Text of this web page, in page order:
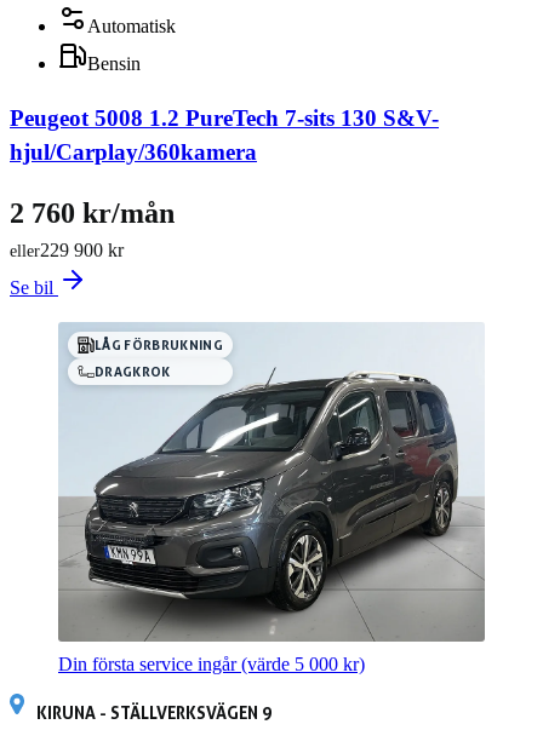
Automatisk
Bensin
Peugeot 5008 1.2 PureTech 7-sits 130 S&V-
hjul/Carplay/360kamera
229 900 kr
eller
2 760 kr/mån
Se bil
LÅG FÖRBRUKNING
DRAGKROK
Din första service ingår (värde 5 000 kr)
KIRUNA - STÄLLVERKSVÄGEN 9